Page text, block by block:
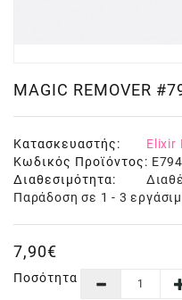
MAGIC REMOVER
Κατασκευαστής:
Elixir
Κωδικός Προϊόντος: E794
Διαθεσιμότητα:
Παράδοση σε 1 - 3
7,90€
Ποσότητα